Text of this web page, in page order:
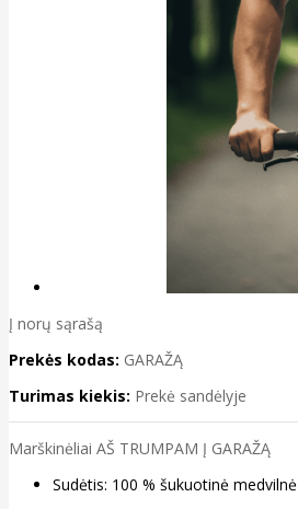
Į norų sąrašą
Prekės kodas: GARAŽĄ
Turimas kiekis: Prekė sandėlyje
Marškinėliai AŠ TRUMPAM Į GARAŽĄ
Sudėtis: 100 % šukuotinė medvilnė